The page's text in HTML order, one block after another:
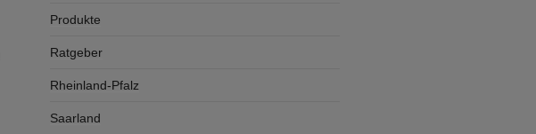
Produkte
Ratgeber
Rheinland-Pfalz
Saarland